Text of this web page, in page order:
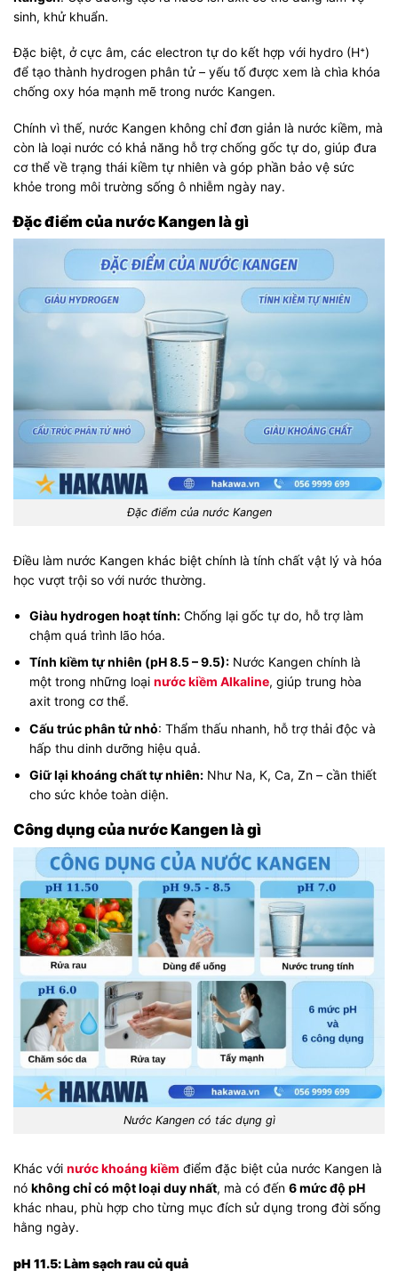
sinh, khử khuẩn.
Đặc biệt, ở cực âm, các electron tự do kết hợp với hydro (H⁺)
để tạo thành hydrogen phân tử – yếu tố được xem là chìa khóa
chống oxy hóa mạnh mẽ trong nước Kangen.
Chính vì thế, nước Kangen không chỉ đơn giản là nước kiềm, mà
còn là loại nước có khả năng hỗ trợ chống gốc tự do, giúp đưa
cơ thể về trạng thái kiềm tự nhiên và góp phần bảo vệ sức
khỏe trong môi trường sống ô nhiễm ngày nay.
Đặc điểm của nước Kangen là gì
Đặc điểm của nước Kangen
Điều làm nước Kangen khác biệt chính là tính chất vật lý và hóa
học vượt trội so với nước thường.
Giàu hydrogen hoạt tính: Chống lại gốc tự do, hỗ trợ làm
chậm quá trình lão hóa.
Tính kiềm tự nhiên (pH 8.5 – 9.5): Nước Kangen chính là
một trong những loạinước kiềm Alkaline, giúp trung hòa
axit trong cơ thể.
Cấu trúc phân tử nhỏ: Thẩm thấu nhanh, hỗ trợ thải độc và
hấp thu dinh dưỡng hiệu quả.
Giữ lại khoáng chất tự nhiên: Như Na, K, Ca, Zn – cần thiết
cho sức khỏe toàn diện.
Công dụng của nước Kangen là gì
Nước Kangen có tác dụng gì
Khác với nước khoáng kiềm điểm đặc biệt của nước Kangen là
nó không chỉ có một loại duy nhất, mà có đến 6 mức độ pH
khác nhau, phù hợp cho từng mục đích sử dụng trong đời sống
hằng ngày.
pH 11.5: Làm sạch rau củ quả